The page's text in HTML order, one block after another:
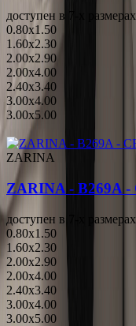
доступен в 7-x размерах
0.80x1.50
1.60x2.30
2.00x2.90
2.00x4.00
2.40x3.40
3.00x4.00
3.00x5.00
ZARINA
ZARINA - B269A
доступен в 7-x размерах
0.80x1.50
1.60x2.30
2.00x2.90
2.00x4.00
2.40x3.40
3.00x4.00
3.00x5.00